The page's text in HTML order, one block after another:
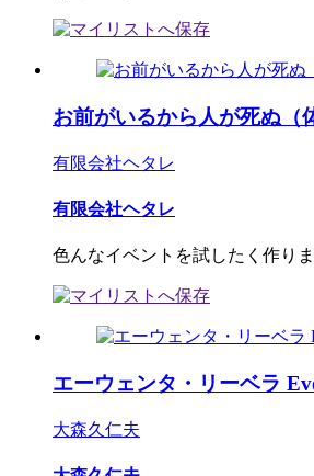
お前がいるから人が死ぬ（
有限会社ヘタレ
有限会社ヘタレ
色んなイベントを試したく作り
エーウェンタ・リーベラ
大森久仁夫